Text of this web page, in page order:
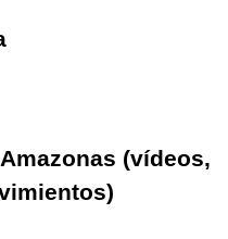
(vídeos,